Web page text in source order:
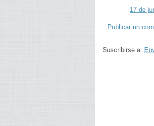
17 de
Publicar un
Suscribirse a: